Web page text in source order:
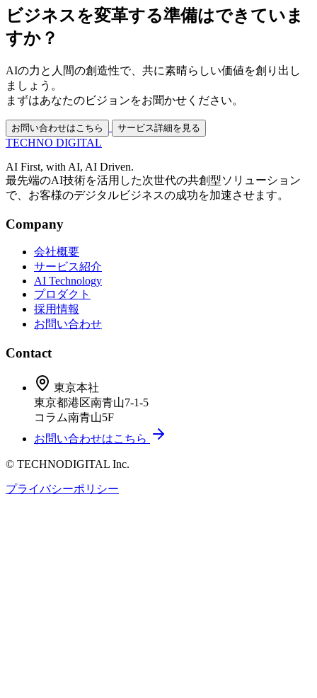
ビジネスを変革する準備はできていま
すか？
AIの力と人間の創造性で、共に素晴らしい価値を創り出し
ましょう。
まずはあなたのビジョンをお聞かせください。
お問い合わせはこちら サービス詳細を見る
TECHNO DIGITAL
AI First, with AI, AI Driven.
最先端のAI技術を活用した次世代の共創型ソリューション
で、お客様のデジタルビジネスの成功を加速させます。
Company
会社概要
サービス紹介
AI Technology
プロダクト
採用情報
お問い合わせ
Contact
東京本社
東京都港区南青山7-1-5
コラム南青山5F
お問い合わせはこちら
© TECHNODIGITAL Inc.
プライバシーポリシー